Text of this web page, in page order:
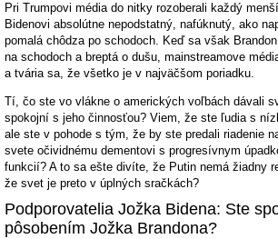
Pri Trumpovi média do nitky rozoberali každý
Bidenovi absolútne nepodstatný, nafúknutý, ako
pomalá chôdza po schodoch. Keď sa však
na schodoch a breptá o dušu, mainstreamove
a tvária sa, že všetko je v najväčšom poriadku.
Tí, čo ste vo vlákne o amerických voľbách dávali
spokojní s jeho činnosťou? Viem, že ste ľudia s
ale ste v pohode s tým, že by ste predali riadenie
svete očividnému dementovi s progresívnym
funkcií? A to sa ešte divíte, že Putin nemá žiadny
že svet je preto v úplných sračkách?
Podporovatelia Jožka Bidena: Ste
pôsobením Jožka Brandona?